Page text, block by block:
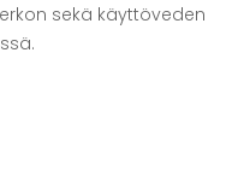
sekä käyttöveden